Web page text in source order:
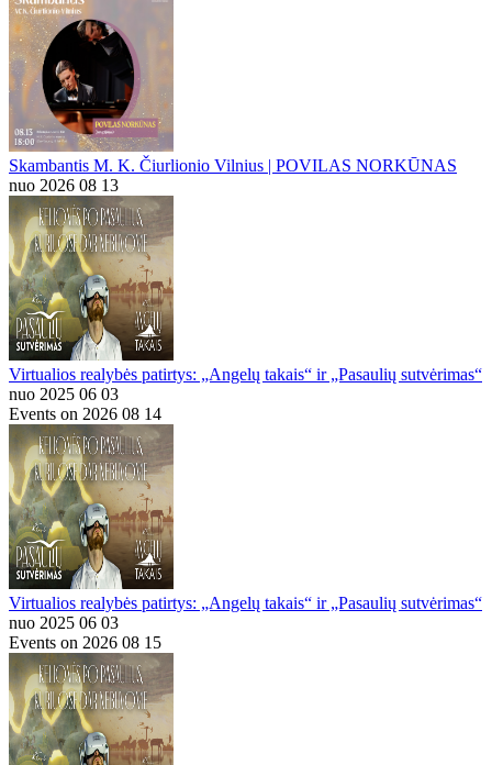
Skambantis M. K. Čiurlionio Vilnius | POVILAS NORKŪNAS
nuo 2026 08 13
Virtualios realybės patirtys: „Angelų takais“ ir „Pasaulių sutvėrimas“
nuo 2025 06 03
Events on 2026 08 14
Virtualios realybės patirtys: „Angelų takais“ ir „Pasaulių sutvėrimas“
nuo 2025 06 03
Events on 2026 08 15